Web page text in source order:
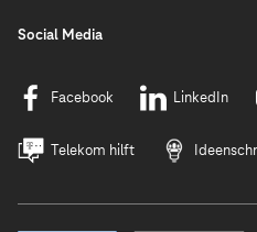
Social Media
Facebook LinkedIn
Telekom hilft